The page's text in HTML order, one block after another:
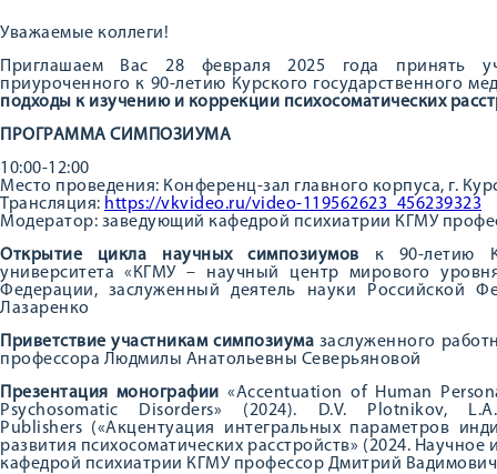
Уважаемые коллеги!
Приглашаем Вас 28 февраля 2025 года принять
приуроченного к 90-летию Курского государственного
подходы к изучению и коррекции психосоматических
ПРОГРАММА СИМПОЗИУМА
10:00-12:00
Место проведения: Конференц-зал главного корпуса, г.
Трансляция: https://vkvideo.ru/video-119562623_456239323
Модератор: заведующий кафедрой психиатрии КГМУ
Открытие цикла научных симпозиумов к 90-летию
университета «КГМУ – научный центр мирового
Федерации, заслуженный деятель науки Российской
Лазаренко
Приветствие участникам симпозиума заслуженного
профессора Людмилы Анатольевны Северьяновой
Презентация монографии«Accentuation of Human
Psychosomatic Disorders» (2024). D.V. Plotnikov,
Publishers («Акцентуация интегральных параметров
развития психосоматических расстройств» (2024.
кафедрой психиатрии КГМУ профессор Дмитрий